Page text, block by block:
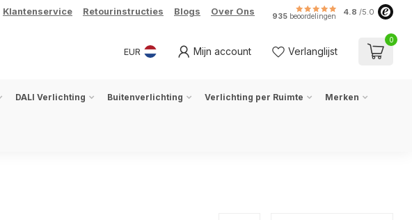
Klantenservice Retourinstructies Blogs Over Ons 935 beoordelingen 4.8 /5.0
EUR Mijn account Verlanglijst
0
DALI Verlichting Buitenverlichting Verlichting per Ruimte Merken